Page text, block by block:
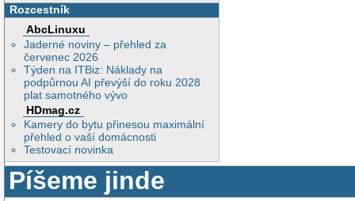
Rozcestník
AbcLinuxu
Jaderné noviny – přehled za
červenec 2026
Týden na ITBiz: Náklady na
podpůrnou AI převýší do roku 2028
plat samotného vývo
HDmag.cz
Kamery do bytu přinesou maximální
přehled o vaší domácnosti
Testovací novinka
Píšeme jinde